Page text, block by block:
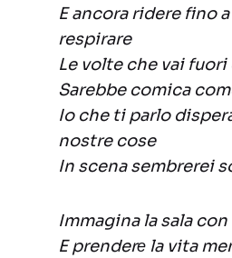
E ancora ridere fino
respirare
Le volte che vai
Sarebbe comica
Io che ti parlo
nostre cose
In scena sembrerei
Immagina la sala
E prenderе la vita